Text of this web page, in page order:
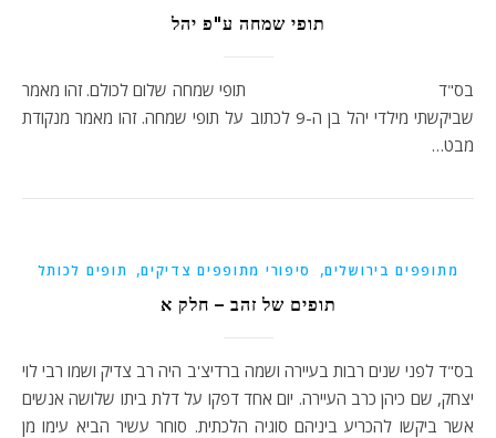
תופי שמחה ע"פ יהל
בס"ד תופי שמחה שלום לכולם. זהו מאמר
שביקשתי מילדי יהל בן ה-9 לכתוב על תופי שמחה. זהו מאמר מנקודת
מבט…
מתופפים בירושלים, סיפורי מתופפים צדיקים, תופים לכותל
תופים של זהב – חלק א
בס"ד לפני שנים רבות בעיירה ושמה ברדיצ'ב היה רב צדיק ושמו רבי לוי
יצחק, שם כיהן כרב העיירה. יום אחד דפקו על דלת ביתו שלושה אנשים
אשר ביקשו להכריע ביניהם סוגיה הלכתית. סוחר עשיר הביא עימו מן